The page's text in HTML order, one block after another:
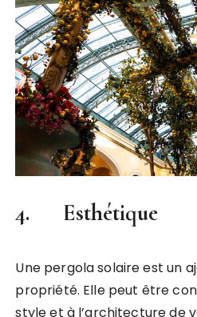
4. Esthétique
Une pergola solaire est un
propriété. Elle peut être
style et à l’architecture de